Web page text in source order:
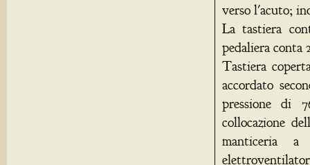
verso l'acuto;
La tastiera
pedaliera conta
Tastiera
accordato
pressione di
collocazione
manticeria